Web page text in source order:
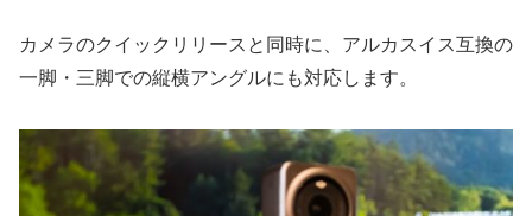
カメラのクイックリリースと同時に、アルカスイス互換の
一脚・三脚での縦横アングルにも対応します。